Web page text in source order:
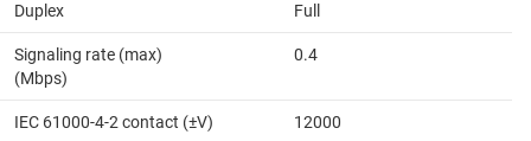
Duplex Full
Signaling rate (max)
(Mbps)
0.4
IEC 61000-4-2 contact (±V) 12000